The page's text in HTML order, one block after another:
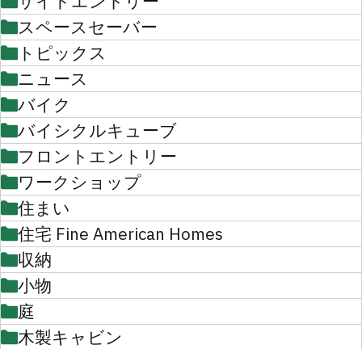
スペースセーバー
トピックス
ニュース
バイク
バイシクルキューブ
フロントエントリー
ワークショップ
住まい
住宅 Fine American Homes
収納
小物
庭
木製キャビン